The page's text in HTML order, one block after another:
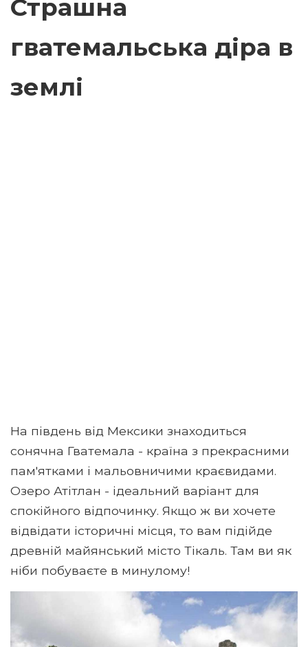
Страшна
гватемальська діра в
землі
На південь від Мексики знаходиться
сонячна Гватемала - країна з прекрасними
пам'ятками і мальовничими краєвидами.
Озеро Атітлан - ідеальний варіант для
спокійного відпочинку. Якщо ж ви хочете
відвідати історичні місця, то вам підійде
древній майянський місто Тікаль. Там ви як
ніби побуваєте в минулому!